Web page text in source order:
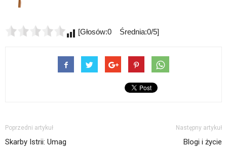
[Głosów:0 Średnia:0/5]
Poprzedni artykuł
Skarby Istrii: Umag
Następny artykuł
Blogi i życie